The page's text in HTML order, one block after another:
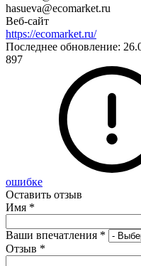
hasueva@ecomarket.ru
Веб-сайт
https://ecomarket.ru/
Последнее обновление:
897
ошибке
Оставить отзыв
Имя *
Ваши впечатления *
Отзыв *